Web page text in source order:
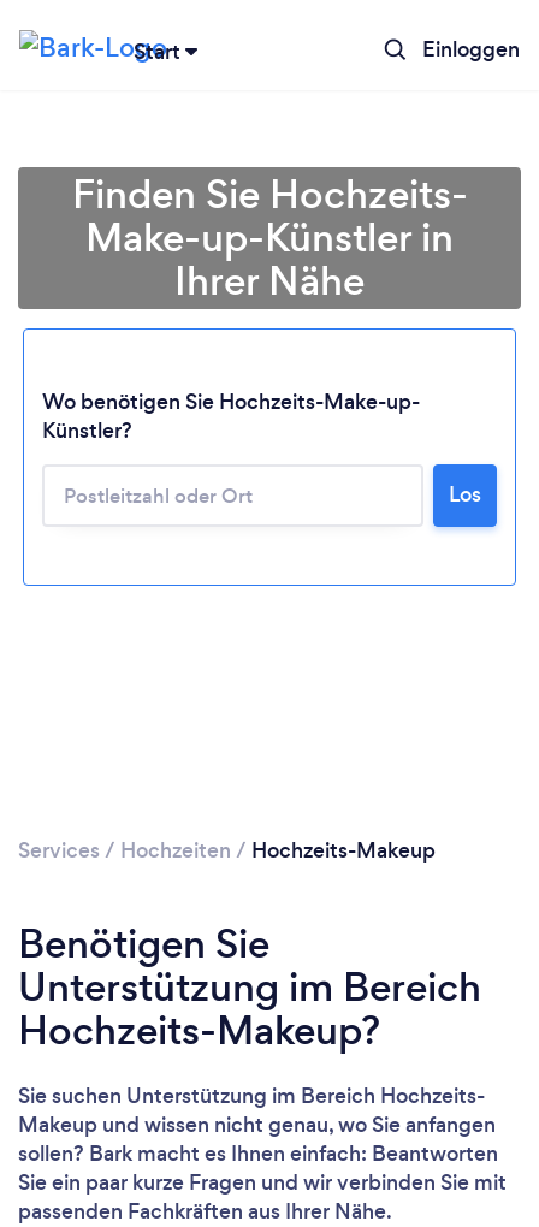
Start Einloggen
Lädt ...
Bitte warten ...
Finden Sie Hochzeits-
Make-up-Künstler in
Ihrer Nähe
Wo benötigen Sie Hochzeits-Make-up-
Künstler?
Los
Services / Hochzeiten / Hochzeits-Makeup
Benötigen Sie
Unterstützung im Bereich
Hochzeits-Makeup?
Sie suchen Unterstützung im Bereich Hochzeits-
Makeup und wissen nicht genau, wo Sie anfangen
sollen? Bark macht es Ihnen einfach: Beantworten
Sie ein paar kurze Fragen und wir verbinden Sie mit
passenden Fachkräften aus Ihrer Nähe.